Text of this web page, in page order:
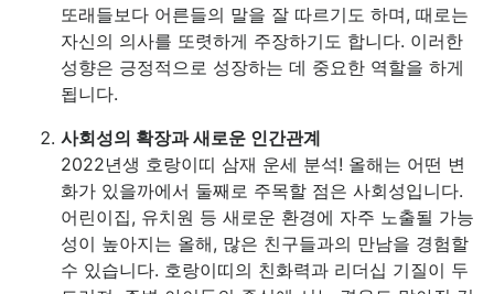
또래들보다 어른들의 말을 잘 따르기도 하며, 때로는
자신의 의사를 또렷하게 주장하기도 합니다. 이러한
성향은 긍정적으로 성장하는 데 중요한 역할을 하게
됩니다.
사회성의 확장과 새로운 인간관계
2022년생 호랑이띠 삼재 운세 분석! 올해는 어떤 변
화가 있을까에서 둘째로 주목할 점은 사회성입니다.
어린이집, 유치원 등 새로운 환경에 자주 노출될 가능
성이 높아지는 올해, 많은 친구들과의 만남을 경험할
수 있습니다. 호랑이띠의 친화력과 리더십 기질이 두